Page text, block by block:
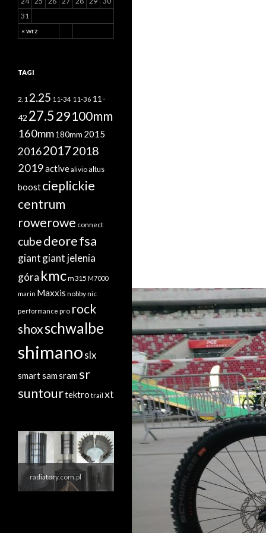
« wrz
31
TAGI
2.1 2.25 11-34 11-36 11-
42 27.529100mm
160mm180mm 2015
201620172018
2019activealivioaltus
boostcieplickie
centrum
rowerowe connect
cubedeorefsa
giantgiant jelenia
góra kmcm315 M7000
marin Maxxis nobby nic
performance pro rock
shoxschwalbe
shimanoslx
smart samsramsr
suntourtektro trail xt